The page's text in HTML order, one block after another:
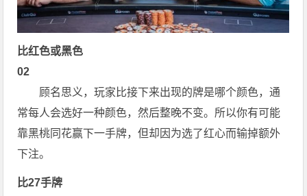
比红色或黑色
02
顾名思义，玩家比接下来出现的牌是哪个颜色，通
常每人会选好一种颜色，然后整晚不变。所以你有可能
靠黑桃同花赢下一手牌，但却因为选了红心而输掉额外
下注。
比27手牌